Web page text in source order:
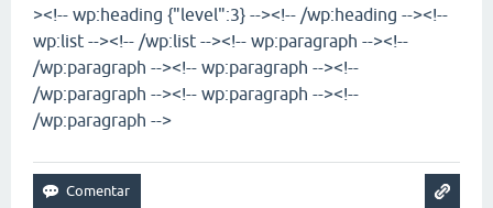
><!-- wp:heading {"level":3} --><!-- /wp:heading --><!--
wp:list --><!-- /wp:list --><!-- wp:paragraph --><!--
/wp:paragraph --><!-- wp:paragraph --><!--
/wp:paragraph --><!-- wp:paragraph --><!--
/wp:paragraph -->